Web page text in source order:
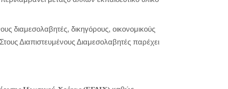
διαμεσολαβητές, δικηγόρους, οικονομικούς
Διαπιστευμένους Διαμεσολαβητές παρέχει